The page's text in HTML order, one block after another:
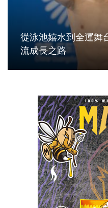
從泳池嬉水到全運舞
流成長之路